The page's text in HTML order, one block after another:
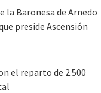
la Baronesa de Arnedo
preside Ascensión
el reparto de 2.500